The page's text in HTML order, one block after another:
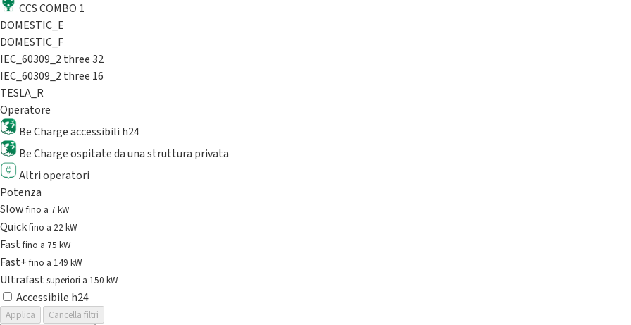
CCS COMBO 1
DOMESTIC_E
DOMESTIC_F
IEC_60309_2 three 32
IEC_60309_2 three 16
TESLA_R
Operatore
Be Charge accessibili h24
Be Charge ospitate da una struttura privata
Altri operatori
Potenza
Slowfino a 7 kW
Quickfino a 22 kW
Fastfino a 75 kW
Fast+fino a 149 kW
Ultrafast superiori a 150 kW
Accessibile h24
Applica
Cancella filtri